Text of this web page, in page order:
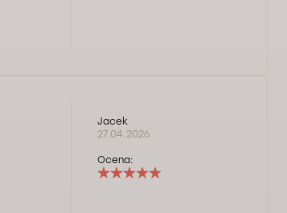
Jacek
27.04.2026
Ocena: